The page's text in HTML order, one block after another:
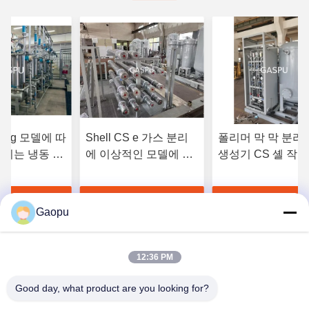
kg 모델에 따
는 냉동 질
순도가 낮
은 가격 을 구
Shell CS e 가스 분리
에 이상적인 모델에 따
제공하는 질소를 생산
폴리머 막 막 분리
생성기 CS 셸 작
도로 적합
가장 좋은 가
Gaopu
12:36 PM
Good day, what product are you looking for?